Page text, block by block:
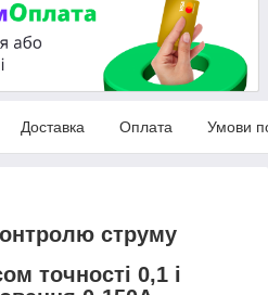
Доставка Оплата Умови
струму
точності 0,1 і